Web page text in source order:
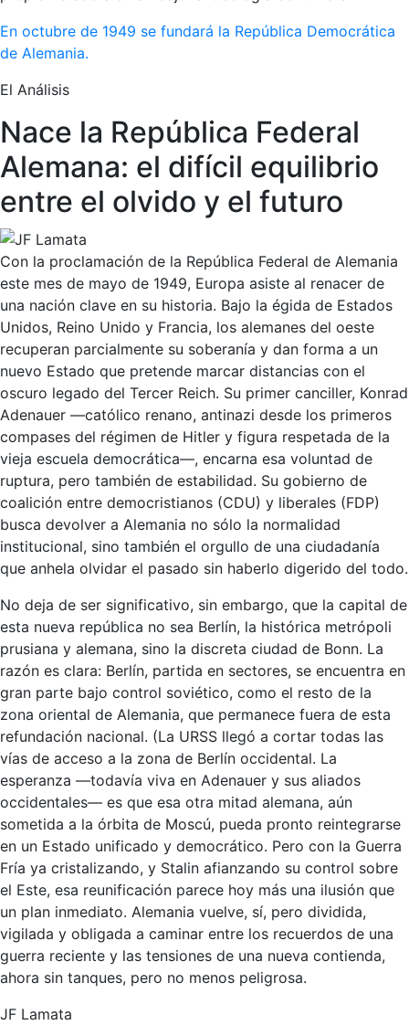
En octubre de 1949 se fundará la República Democrática
de Alemania.
El Análisis
Nace la República Federal
Alemana: el difícil equilibrio
entre el olvido y el futuro
Con la proclamación de la República Federal de Alemania
este mes de mayo de 1949, Europa asiste al renacer de
una nación clave en su historia. Bajo la égida de Estados
Unidos, Reino Unido y Francia, los alemanes del oeste
recuperan parcialmente su soberanía y dan forma a un
nuevo Estado que pretende marcar distancias con el
oscuro legado del Tercer Reich. Su primer canciller, Konrad
Adenauer —católico renano, antinazi desde los primeros
compases del régimen de Hitler y figura respetada de la
vieja escuela democrática—, encarna esa voluntad de
ruptura, pero también de estabilidad. Su gobierno de
coalición entre democristianos (CDU) y liberales (FDP)
busca devolver a Alemania no sólo la normalidad
institucional, sino también el orgullo de una ciudadanía
que anhela olvidar el pasado sin haberlo digerido del todo.
No deja de ser significativo, sin embargo, que la capital de
esta nueva república no sea Berlín, la histórica metrópoli
prusiana y alemana, sino la discreta ciudad de Bonn. La
razón es clara: Berlín, partida en sectores, se encuentra en
gran parte bajo control soviético, como el resto de la
zona oriental de Alemania, que permanece fuera de esta
refundación nacional. (La URSS llegó a cortar todas las
vías de acceso a la zona de Berlín occidental. La
esperanza —todavía viva en Adenauer y sus aliados
occidentales— es que esa otra mitad alemana, aún
sometida a la órbita de Moscú, pueda pronto reintegrarse
en un Estado unificado y democrático. Pero con la Guerra
Fría ya cristalizando, y Stalin afianzando su control sobre
el Este, esa reunificación parece hoy más una ilusión que
un plan inmediato. Alemania vuelve, sí, pero dividida,
vigilada y obligada a caminar entre los recuerdos de una
guerra reciente y las tensiones de una nueva contienda,
ahora sin tanques, pero no menos peligrosa.
JF Lamata